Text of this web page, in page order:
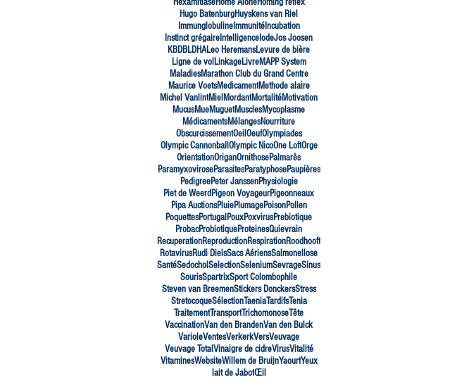
Hugo BatenburgHuyskens van Riel
ImmunglobulineImmunitéIncubation
Instinct grégaireIntelligenceIodeJos Joosen
KBDBLDHALeo HeremansLevure de bière
Ligne de vol LinkageLivreMAPP System
MaladiesMarathon Club du Grand Centre
Maurice VoetsMedicamentMethode alaire
Michel VanlintMiel MordantMortalitéMotivation
MucusMueMuguetMusclesMycoplasme
MédicamentsMélangesNourriture
ObscurcissementOeilOeufOlympiades
Olympic Cannonball Olympic NicoOne LoftOrge
OrientationOriganOrnithosePalmarès
ParamyxoviroseParasitesParatyphosePaupières
PedigreePeter JanssenPhysiologie
Piet de WeerdPigeon VoyageurPigeonneaux
Pipa AuctionsPluiePlumagePoisonPollen
PoquettesPortugal PouxPoxvirusPrebiotique
ProbacProbiotiqueProteinesQuievrain
RecuperationReproductionRespirationRoodhooft
RotavirusRudi DielsSacs AériensSalmonellose
SantéSedocholSelectionSeleniumSevrageSinus
SourisSpartrixSport Colombophile
Steven van BreemenStickers DonckersStress
StretocoqueSélectionTaeniaTardifsTenia
TraitementTransportTrichomonoseTête
VaccinationVan den BrandenVan den Bulck
VarioleVentesVerkerkVersVeuvage
Veuvage TotalVinaigre de cidreVirusVitalité
VitaminesWebsiteWillem de BruijnYaourtYeux
lait de JabotŒil